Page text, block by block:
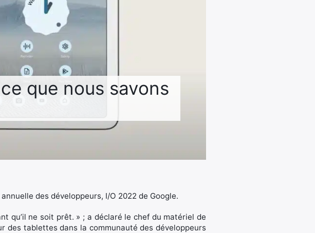
que nous savons
des développeurs, I/O 2022 de Google.
qu’il ne soit prêt. » ; a déclaré le chef du matériel de
des tablettes dans la communauté des développeurs